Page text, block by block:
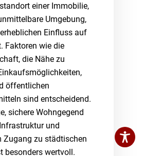
einer Immobilie,
Umgebung,
Einfluss auf
Faktoren wie die
die Nähe zu
öffentlichen
sind entscheidend.
sichere Wohngegend
und
Zugang zu städtischen
besonders wertvoll.